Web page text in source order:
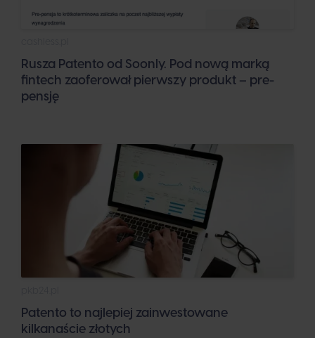
Rusza Patento od Soonly. Pod nową marką
fintech zaoferował pierwszy produkt – pre-
pensję
Patento to najlepiej zainwestowane
kilkanaście złotych